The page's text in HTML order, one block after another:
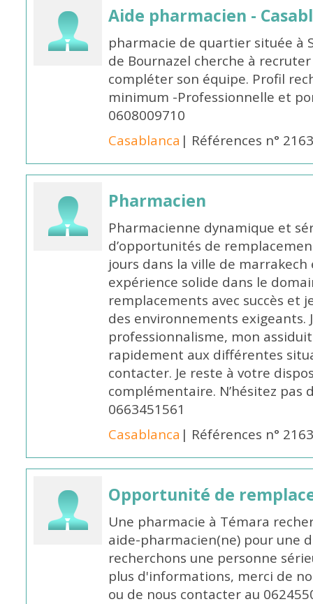
Aide pharmacien -
pharmacie de quartier située à
de Bournazel cherche à
compléter son équipe. Profil
minimum -Professionnelle et
0608009710
Casablanca | Références n°
Pharmacien
Pharmacienne dynamique et
d’opportunités de
jours dans la ville de marrakech
expérience solide dans le
remplacements avec succès et
des environnements exigeants.
professionnalisme, mon
rapidement aux différentes
contacter. Je reste à votre
complémentaire. N’hésitez
0663451561
Casablanca | Références n°
Opportunité de
Une pharmacie à Témara
aide-pharmacien(ne) pour une
recherchons une personne
plus d'informations, merci de
ou de nous contacter au